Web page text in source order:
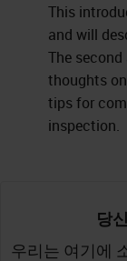
This
and will
The
thoughts
tips for
inspection.
당
우리는 여기에